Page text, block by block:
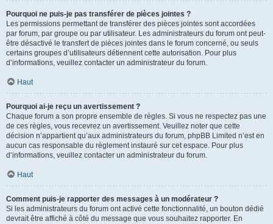
Pourquoi ne puis-je pas transférer de pièces jointes ?
Les permissions permettant de transférer des pièces jointes sont accordées
par forum, par groupe ou par utilisateur. Les administrateurs du forum ont peut-
être désactivé le transfert de pièces jointes dans le forum concerné, ou seuls
certains groupes d’utilisateurs détiennent cette autorisation. Pour plus
d’informations, veuillez contacter un administrateur du forum.
Haut
Pourquoi ai-je reçu un avertissement ?
Chaque forum a son propre ensemble de règles. Si vous ne respectez pas une
de ces règles, vous recevrez un avertissement. Veuillez noter que cette
décision n’appartient qu’aux administrateurs du forum, phpBB Limited n’est en
aucun cas responsable du règlement instauré sur cet espace. Pour plus
d’informations, veuillez contacter un administrateur du forum.
Haut
Comment puis-je rapporter des messages à un modérateur ?
Si les administrateurs du forum ont activé cette fonctionnalité, un bouton dédié
devrait être affiché à côté du message que vous souhaitez rapporter. En